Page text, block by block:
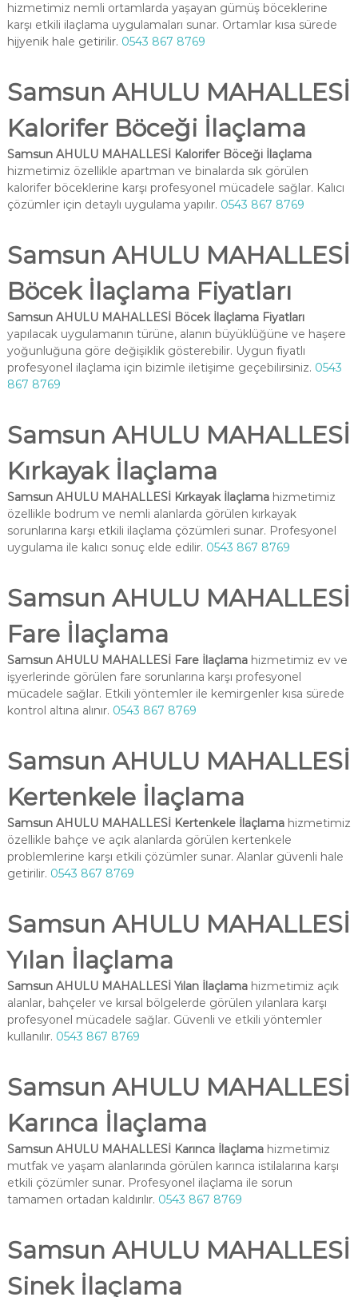
hizmetimiz nemli ortamlarda yaşayan gümüş böceklerine
karşı etkili ilaçlama uygulamaları sunar. Ortamlar kısa sürede
hijyenik hale getirilir. 0543 867 8769
Samsun AHULU MAHALLESİ
Kalorifer Böceği İlaçlama
Samsun AHULU MAHALLESİ Kalorifer Böceği İlaçlama
hizmetimiz özellikle apartman ve binalarda sık görülen
kalorifer böceklerine karşı profesyonel mücadele sağlar. Kalıcı
çözümler için detaylı uygulama yapılır. 0543 867 8769
Samsun AHULU MAHALLESİ
Böcek İlaçlama Fiyatları
Samsun AHULU MAHALLESİ Böcek İlaçlama Fiyatları
yapılacak uygulamanın türüne, alanın büyüklüğüne ve haşere
yoğunluğuna göre değişiklik gösterebilir. Uygun fiyatlı
profesyonel ilaçlama için bizimle iletişime geçebilirsiniz. 0543
867 8769
Samsun AHULU MAHALLESİ
Kırkayak İlaçlama
Samsun AHULU MAHALLESİ Kırkayak İlaçlamahizmetimiz
özellikle bodrum ve nemli alanlarda görülen kırkayak
sorunlarına karşı etkili ilaçlama çözümleri sunar. Profesyonel
uygulama ile kalıcı sonuç elde edilir. 0543 867 8769
Samsun AHULU MAHALLESİ
Fare İlaçlama
Samsun AHULU MAHALLESİ Fare İlaçlamahizmetimiz ev ve
işyerlerinde görülen fare sorunlarına karşı profesyonel
mücadele sağlar. Etkili yöntemler ile kemirgenler kısa sürede
kontrol altına alınır. 0543 867 8769
Samsun AHULU MAHALLESİ
Kertenkele İlaçlama
Samsun AHULU MAHALLESİ Kertenkele İlaçlamahizmetimiz
özellikle bahçe ve açık alanlarda görülen kertenkele
problemlerine karşı etkili çözümler sunar. Alanlar güvenli hale
getirilir. 0543 867 8769
Samsun AHULU MAHALLESİ
Yılan İlaçlama
Samsun AHULU MAHALLESİ Yılan İlaçlamahizmetimiz açık
alanlar, bahçeler ve kırsal bölgelerde görülen yılanlara karşı
profesyonel mücadele sağlar. Güvenli ve etkili yöntemler
kullanılır. 0543 867 8769
Samsun AHULU MAHALLESİ
Karınca İlaçlama
Samsun AHULU MAHALLESİ Karınca İlaçlamahizmetimiz
mutfak ve yaşam alanlarında görülen karınca istilalarına karşı
etkili çözümler sunar. Profesyonel ilaçlama ile sorun
tamamen ortadan kaldırılır. 0543 867 8769
Samsun AHULU MAHALLESİ
Sinek İlaçlama